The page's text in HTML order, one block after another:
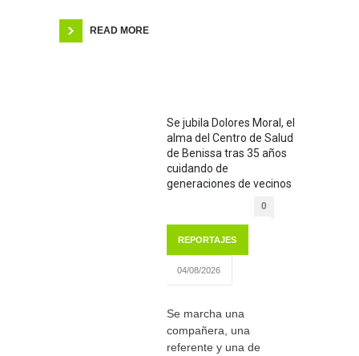
READ MORE
Se jubila Dolores Moral, el
alma del Centro de Salud
de Benissa tras 35 años
cuidando de
generaciones de vecinos
0
REPORTAJES
04/08/2026
Se marcha una
compañera, una
referente y una de